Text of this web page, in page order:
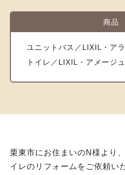
商品
ユニットバス／LIXIL・ア
トイレ／LIXIL・アメージ
栗東市にお住まいのN様より
イレのリフォームをご依頼い